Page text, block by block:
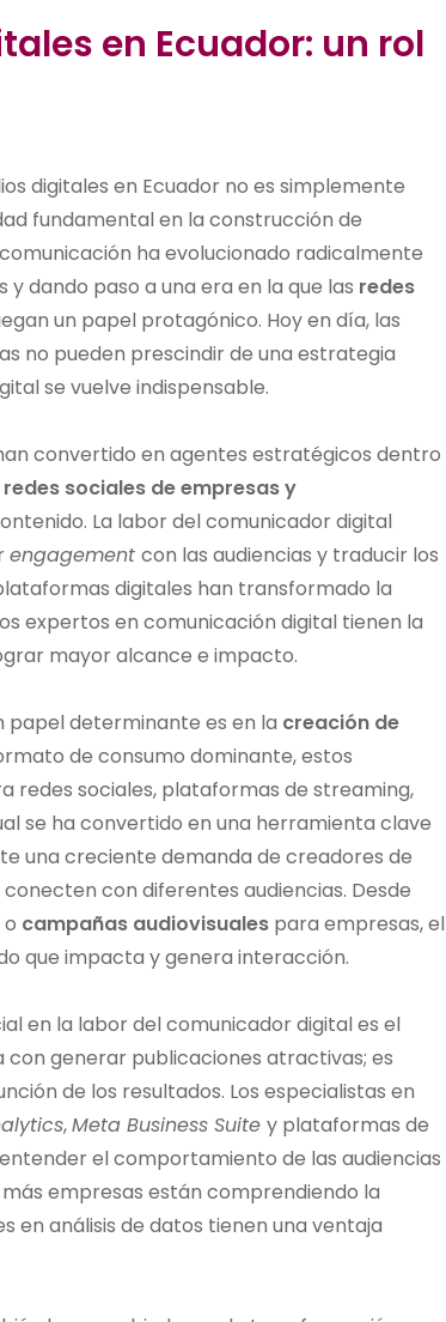
en Ecuador: un rol
digitales en Ecuador no es simplemente
fundamental en la construcción de
ha evolucionado radicalmente
dando paso a una era en la que las redes
un papel protagónico. Hoy en día, las
no pueden prescindir de una estrategia
se vuelve indispensable.
convertido en agentes estratégicos dentro
sociales de empresas y
La labor del comunicador digital
engagement con las audiencias y traducir los
digitales han transformado la
expertos en comunicación digital tienen la
mayor alcance e impacto.
papel determinante es en la creación de
de consumo dominante, estos
redes sociales, plataformas de streaming,
se ha convertido en una herramienta clave
una creciente demanda de creadores de
con diferentes audiencias. Desde
campañas audiovisuales para empresas, el
que impacta y genera interacción.
en la labor del comunicador digital es el
con generar publicaciones atractivas; es
de los resultados. Los especialistas en
,Meta Business Suite y plataformas de
el comportamiento de las audiencias
empresas están comprendiendo la
en análisis de datos tienen una ventaja